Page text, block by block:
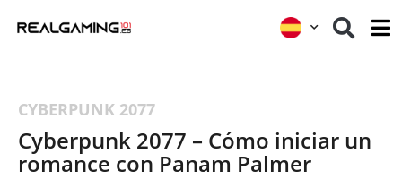
CYBERPUNK 2077
Cyberpunk 2077 – Cómo iniciar un
romance con Panam Palmer